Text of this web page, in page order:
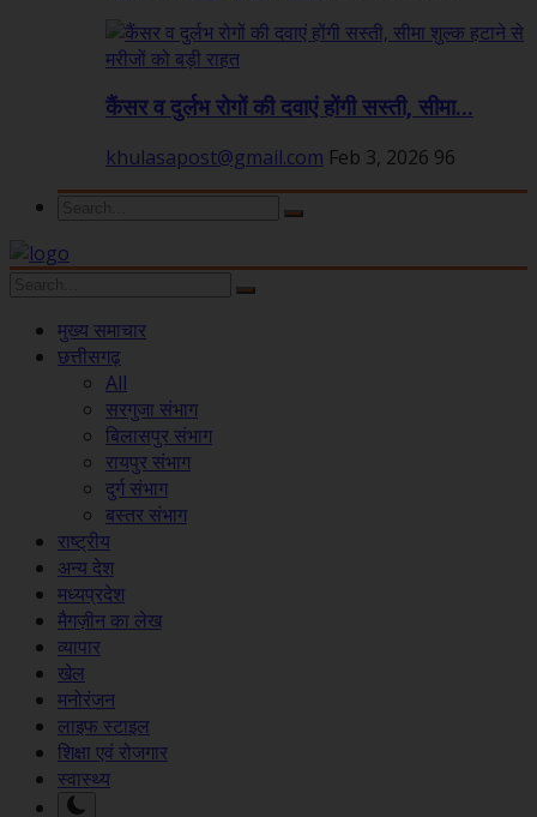
कैंसर व दुर्लभ रोगों की दवाएं होंगी सस्ती, सीमा...
khulasapost@gmail.com Feb 3, 2026 96
मुख्य समाचार
छत्तीसगढ़
All
सरगुजा संभाग
बिलासपुर संभाग
रायपुर संभाग
दुर्ग संभाग
बस्तर संभाग
राष्ट्रीय
अन्य देश
मध्यप्रदेश
मैगज़ीन का लेख
व्यापार
खेल
मनोरंजन
लाइफ स्टाइल
शिक्षा एवं रोजगार
स्वास्थ्य